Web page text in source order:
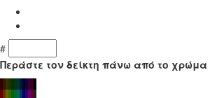
#
Περάστε τον δείκτη πάνω από το χρώμα